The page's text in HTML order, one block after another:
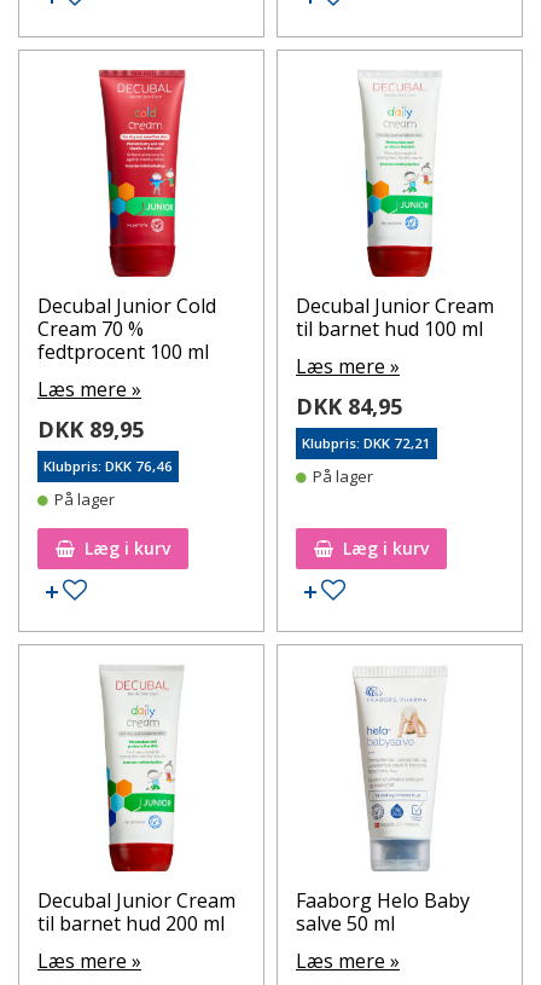
Decubal Junior Cold
Cream 70 %
fedtprocent 100 ml
Læs mere »
DKK 89,95
Klubpris: DKK 76,46
På lager
Læg i kurv
Tilføj til ønskeseddel
Decubal Junior Cream
til barnet hud 100 ml
Læs mere »
DKK 84,95
Klubpris: DKK 72,21
På lager
Læg i kurv
Tilføj til ønskeseddel
Decubal Junior Cream
til barnet hud 200 ml
Læs mere »
Faaborg Helo Baby
salve 50 ml
Læs mere »